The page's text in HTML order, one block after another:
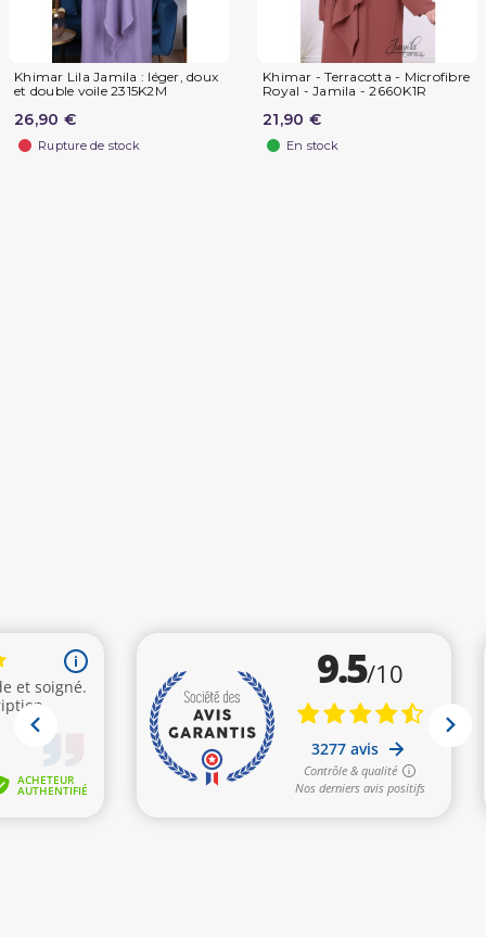
Khimar Lila Jamila : léger, doux
et double voile 2315K2M
26,90 €
Rupture de stock
Khimar - Terracotta - Microfibre
Royal - Jamila - 2660K1R
21,90 €
En stock